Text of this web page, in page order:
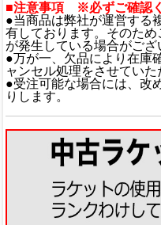
■注意事項 ※必ずご確認く
●当商品は弊社が運営する
有しております。そのた
が発生している場合がござ
●万が一、欠品により在庫
ャンセル処理をさせていた
●受注可能な場合には、改
りします。